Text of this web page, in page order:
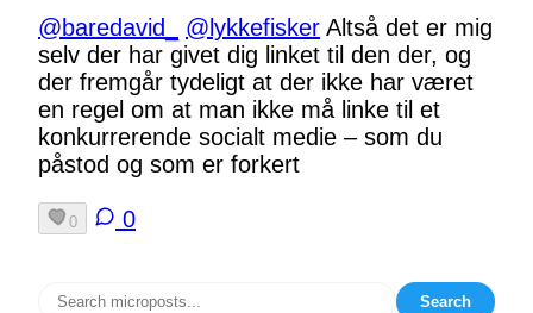
@baredavid_
@lykkefisker Altså det er mig
selv der har givet dig linket til den der, og
der fremgår tydeligt at der ikke har været
en regel om at man ikke må linke til et
konkurrerende socialt medie – som du
påstod og som er forkert
0 0
Search